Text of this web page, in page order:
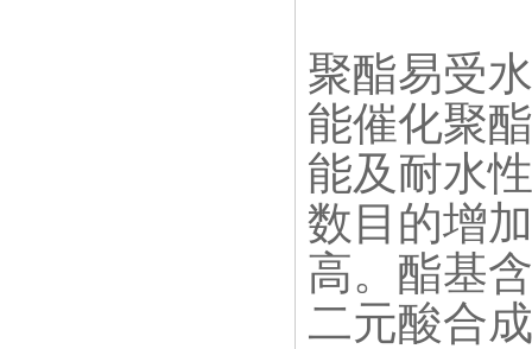
聚酯易受
能催化聚
能及耐水
数目的增
高。酯基
二元酸合